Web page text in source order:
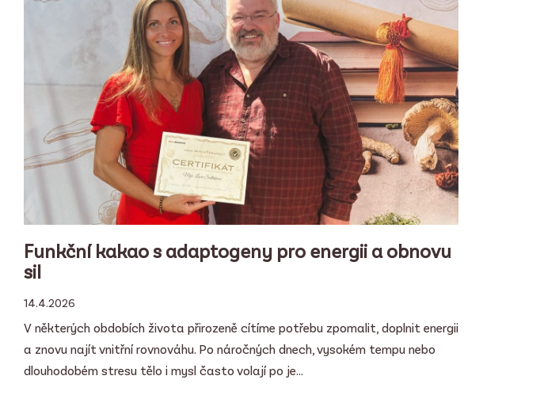
Funkční kakao s adaptogeny pro energii a obnovu
sil
14.4.2026
V některých obdobích života přirozeně cítíme potřebu zpomalit, doplnit energii
a znovu najít vnitřní rovnováhu. Po náročných dnech, vysokém tempu nebo
dlouhodobém stresu tělo i mysl často volají po je...